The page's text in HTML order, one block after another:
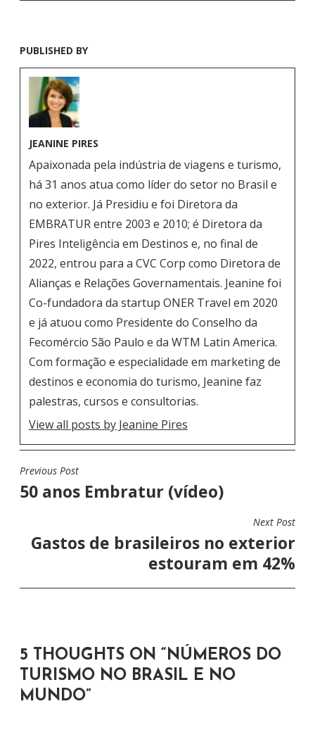
PUBLISHED BY
JEANINE PIRES
Apaixonada pela indústria de viagens e turismo,
há 31 anos atua como líder do setor no Brasil e
no exterior. Já Presidiu e foi Diretora da
EMBRATUR entre 2003 e 2010; é Diretora da
Pires Inteligência em Destinos e, no final de
2022, entrou para a CVC Corp como Diretora de
Alianças e Relações Governamentais. Jeanine foi
Co-fundadora da startup ONER Travel em 2020
e já atuou como Presidente do Conselho da
Fecomércio São Paulo e da WTM Latin America.
Com formação e especialidade em marketing de
destinos e economia do turismo, Jeanine faz
palestras, cursos e consultorias.
View all posts by Jeanine Pires
N
A
D
E
P
Previous Post
50 anos Embratur (vídeo)
Next Post
Gastos de brasileiros no exterior
estouram em 42%
5 THOUGHTS ON “ NÚMEROS DO
TURISMO NO BRASIL E NO
MUNDO”